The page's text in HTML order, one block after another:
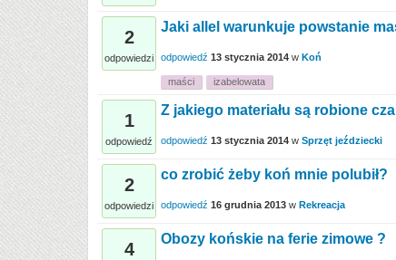
2
odpowiedzi
Jaki allel warunkuje powstanie
odpowiedź 13 stycznia 2014 w Koń
maści izabelowata
1
odpowiedź
Z jakiego materiału są robione
odpowiedź 13 stycznia 2014 w Sprzęt jeździecki
2
odpowiedzi
co zrobić żeby koń mnie polubił?
odpowiedź 16 grudnia 2013 w Rekreacja
4
Obozy końskie na ferie zimowe ?